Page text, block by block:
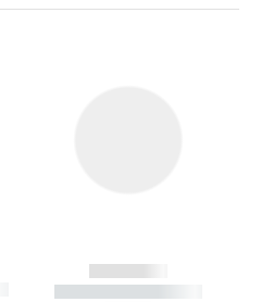
------------
----------- -----------